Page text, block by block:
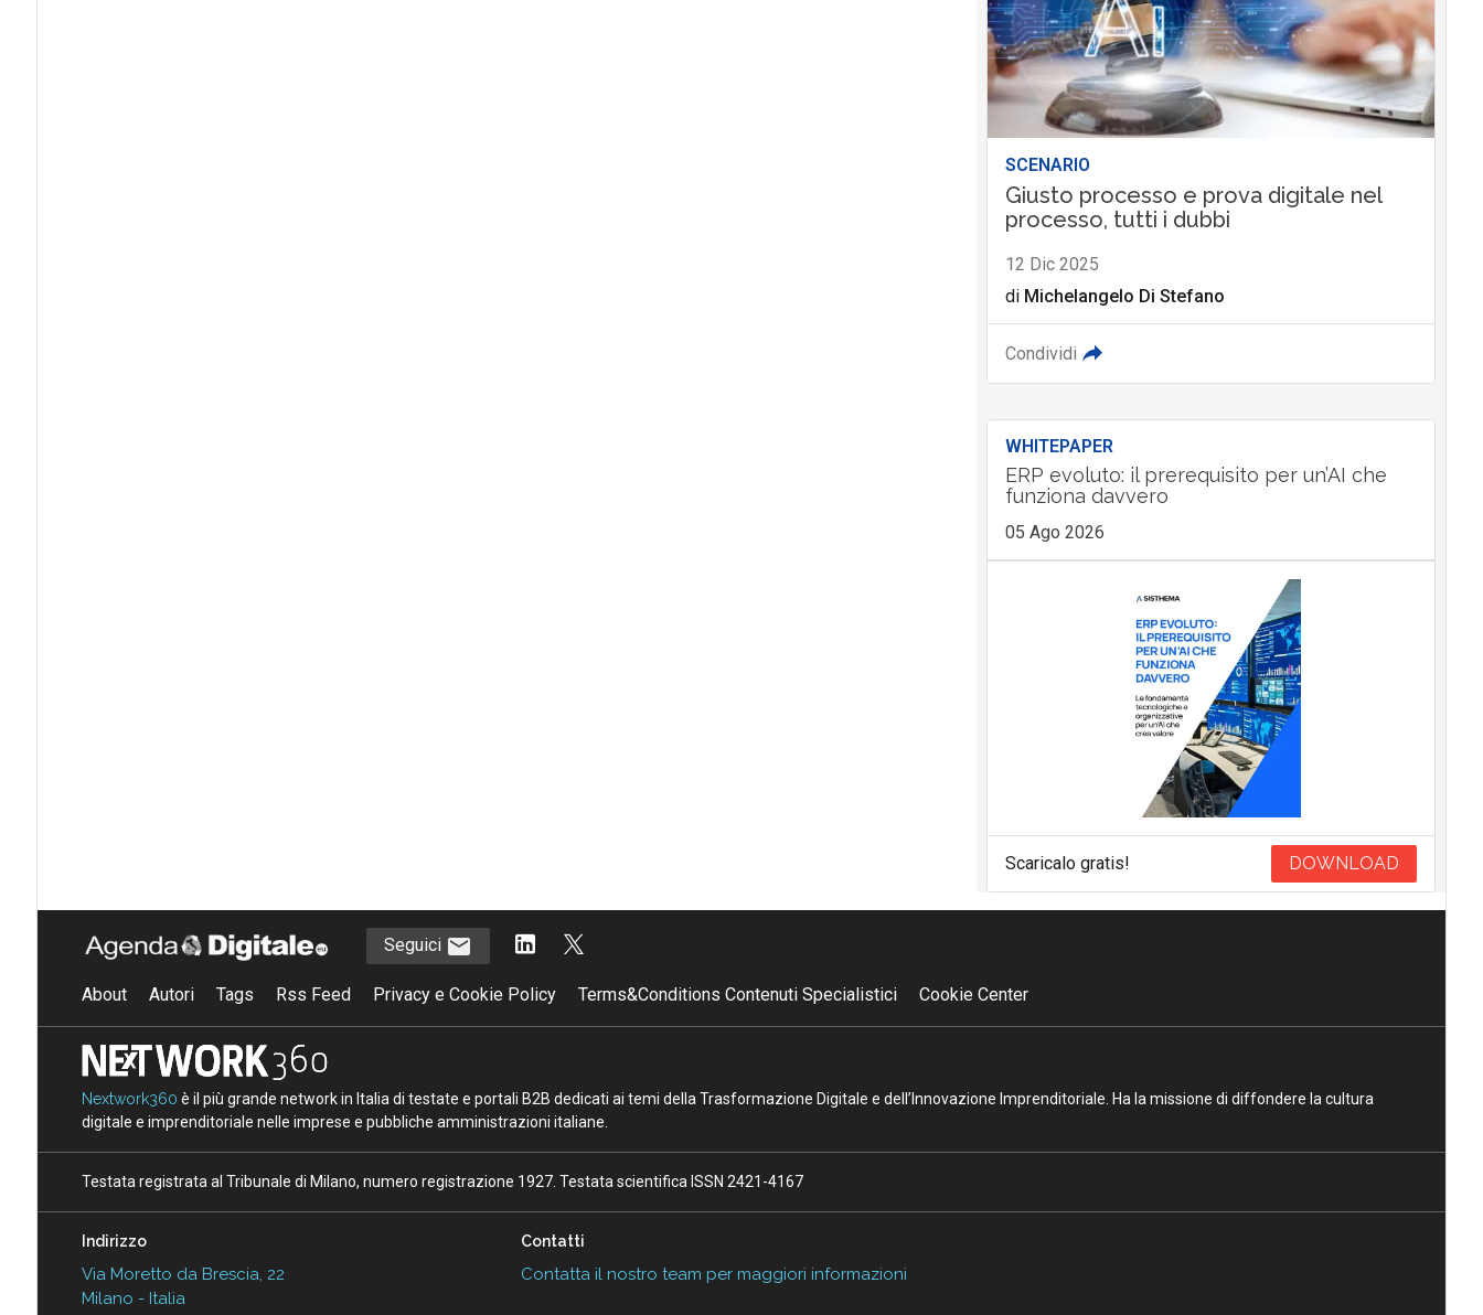
SCENARIO
Giusto processo e prova digitale nel
processo, tutti i dubbi
12 Dic 2025
di Michelangelo Di Stefano
Condividi
WHITEPAPER
ERP evoluto: il prerequisito per un’AI che
funziona davvero
05 Ago 2026
Scaricalo gratis! DOWNLOAD
Seguici
About Autori Tags Rss Feed Privacy e Cookie Policy Terms&Conditions Contenuti Specialistici Cookie Center
Nextwork360 è il più grande network in Italia di testate e portali B2B dedicati ai temi della Trasformazione Digitale e dell’Innovazione Imprenditoriale. Ha la missione di diffondere la cultura
digitale e imprenditoriale nelle imprese e pubbliche amministrazioni italiane.
Testata registrata al Tribunale di Milano, numero registrazione 1927. Testata scientifica ISSN 2421-4167
Indirizzo
Via Moretto da Brescia, 22
Milano - Italia
Contatti
Contatta il nostro team per maggiori informazioni